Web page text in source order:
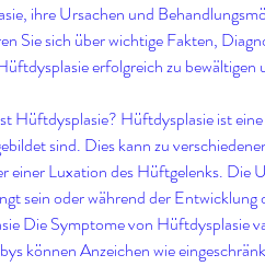
ihre Ursachen und
Sie sich über wichtige Fakten,
erfolgreich zu bewältigen
Hüftdysplasie? Hüftdysplasie ist
sind. Dies kann zu
einer Luxation des Hüftgelenks. Die
sein oder während der Entwicklung
Die Symptome von Hüftdysplasie
können Anzeichen wie